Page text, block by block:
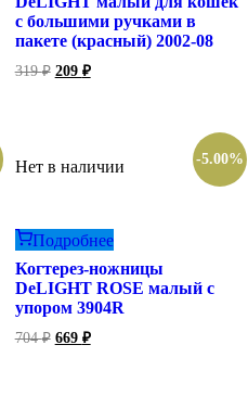
с большими ручками в
пакете (красный) 2002-08
319₽ Первоначальная
209 ₽Текущая
Нет в наличии
Подробнее
-5.00%
Когтерез-ножницы
DeLIGHT ROSE малый с
упором 3904R
704₽ Первоначальная
цена
669 ₽Текущая
цена: